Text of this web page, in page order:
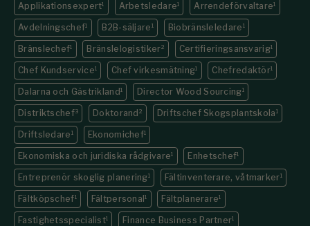
Applikationsexpert1 Arbetsledare1 Arrendeförvaltare1
Avdelningschef1 B2B-säljare 1 Biobränsleledare 1
Bränslechef1 Bränslelogistiker2 Certifieringsansvarig1
Chef Kundservice1 Chef virkesmätning1 Chefredaktör1
Dalarna och Gästrikland 1 Director Wood Sourcing1
Distriktschef3 Doktorand 2 Driftschef Skogsplantskola 1
Driftsledare 1 Ekonomichef1
Ekonomiska och juridiska rådgivare1 Enhetschef1
Entreprenör skoglig planering1 Fältinventerare, våtmarker1
Fältköpschef1 Fältpersonal1 Fältplanerare1
Fastighets­specialist1 Finance Business Partner1